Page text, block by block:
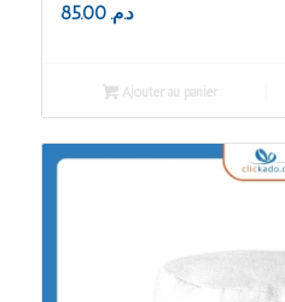
د.م. 85.00
Ajouter au panier